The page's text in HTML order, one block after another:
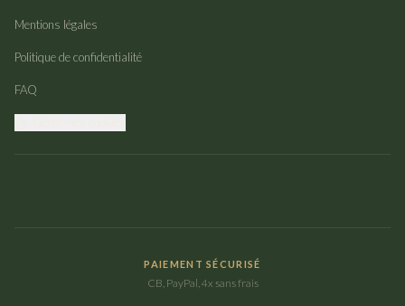
Mentions légales
Politique de confidentialité
FAQ
PAIEMENT SÉCURISÉ
CB, PayPal, 4x sans frais